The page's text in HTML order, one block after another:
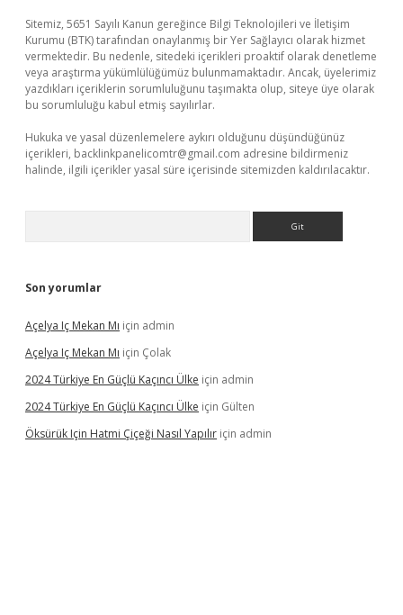
Sitemiz, 5651 Sayılı Kanun gereğince Bilgi Teknolojileri ve İletişim
Kurumu (BTK) tarafından onaylanmış bir Yer Sağlayıcı olarak hizmet
vermektedir. Bu nedenle, sitedeki içerikleri proaktif olarak denetleme
veya araştırma yükümlülüğümüz bulunmamaktadır. Ancak, üyelerimiz
yazdıkları içeriklerin sorumluluğunu taşımakta olup, siteye üye olarak
bu sorumluluğu kabul etmiş sayılırlar.
Hukuka ve yasal düzenlemelere aykırı olduğunu düşündüğünüz
içerikleri, backlinkpanelicomtr@gmail.com adresine bildirmeniz
halinde, ilgili içerikler yasal süre içerisinde sitemizden kaldırılacaktır.
Son yorumlar
Açelya Iç Mekan Mı için admin
Açelya Iç Mekan Mı için Çolak
2024 Türkiye En Güçlü Kaçıncı Ülke için admin
2024 Türkiye En Güçlü Kaçıncı Ülke için Gülten
Öksürük Için Hatmi Çiçeği Nasıl Yapılır için admin